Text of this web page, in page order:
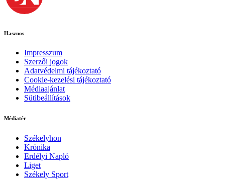
Hasznos
Impresszum
Szerzői jogok
Adatvédelmi tájékoztató
Cookie-kezelési tájékoztató
Médiaajánlat
Sütibeállítások
Médiatér
Székelyhon
Krónika
Erdélyi Napló
Liget
Székely Sport